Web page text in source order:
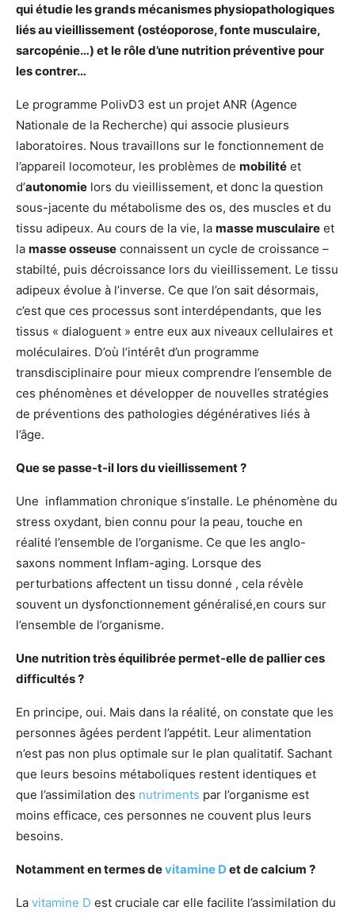
qui étudie les grands mécanismes physiopathologiques
liés au vieillissement (ostéoporose, fonte musculaire,
sarcopénie…) et le rôle d’une nutrition préventive pour
les contrer…
Le programme PolivD3 est un projet ANR (Agence
Nationale de la Recherche) qui associe plusieurs
laboratoires. Nous travaillons sur le fonctionnement de
l’appareil locomoteur, les problèmes de mobilité et
d’autonomie lors du vieillissement, et donc la question
sous-jacente du métabolisme des os, des muscles et du
tissu adipeux. Au cours de la vie, la masse musculaire et
la masse osseuse connaissent un cycle de croissance –
stabilté, puis décroissance lors du vieillissement. Le tissu
adipeux évolue à l’inverse. Ce que l’on sait désormais,
c’est que ces processus sont interdépendants, que les
tissus « dialoguent » entre eux aux niveaux cellulaires et
moléculaires. D’où l’intérêt d’un programme
transdisciplinaire pour mieux comprendre l’ensemble de
ces phénomènes et développer de nouvelles stratégies
de préventions des pathologies dégénératives liés à
l’âge.
Que se passe-t-il lors du vieillissement ?
Une inflammation chronique s’installe. Le phénomène du
stress oxydant, bien connu pour la peau, touche en
réalité l’ensemble de l’organisme. Ce que les anglo-
saxons nomment Inflam-aging. Lorsque des
perturbations affectent un tissu donné , cela révèle
souvent un dysfonctionnement généralisé,en cours sur
l’ensemble de l’organisme.
Une nutrition très équilibrée permet-elle de pallier ces
difficultés ?
En principe, oui. Mais dans la réalité, on constate que les
personnes âgées perdent l’appétit. Leur alimentation
n’est pas non plus optimale sur le plan qualitatif. Sachant
que leurs besoins métaboliques restent identiques et
que l’assimilation des nutriments par l’organisme est
moins efficace, ces personnes ne couvent plus leurs
besoins.
Notamment en termes devitamine D et de calcium ?
La vitamine D est cruciale car elle facilite l’assimilation du